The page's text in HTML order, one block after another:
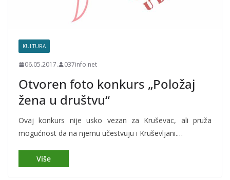
KULTURA
06.05.2017. 037info.net
Otvoren foto konkurs „Položaj
žena u društvu“
Ovaj konkurs nije usko vezan za Kruševac, ali pruža
mogućnost da na njemu učestvuju i Kruševljani.…